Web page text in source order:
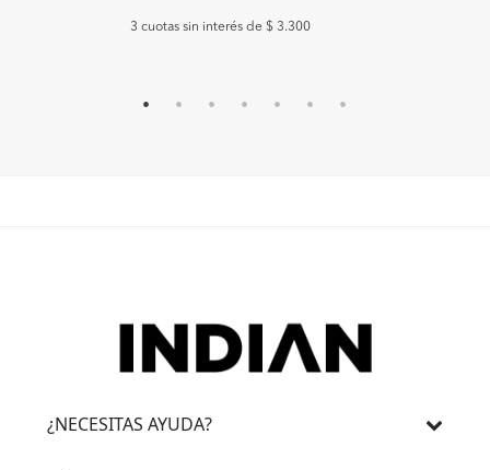
3 cuotas sin interés de $ 3.300
¿NECESITAS AYUDA?